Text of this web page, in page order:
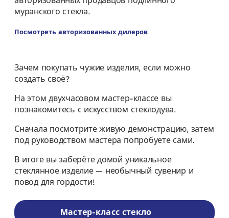
муранского стекла.
Посмотреть авторизованных дилеров
Зачем покупать чужие изделия, если можно
создать своё?
На этом двухчасовом мастер-классе вы
познакомитесь с искусством стеклодува.
Сначала посмотрите живую демонстрацию, затем
под руководством мастера попробуете сами.
В итоге вы заберёте домой уникальное
стеклянное изделие — необычный сувенир и
повод для гордости!
Мастер-класс стекло